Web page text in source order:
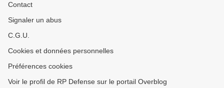
Contact
Signaler un abus
C.G.U.
Cookies et données personnelles
Préférences cookies
Voir le profil de RP Defense sur le portail Overblog